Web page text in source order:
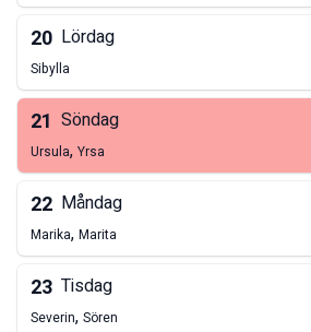
20 Lördag
Sibylla
21 Söndag
Ursula, Yrsa
22 Måndag
Marika, Marita
23 Tisdag
Severin, Sören